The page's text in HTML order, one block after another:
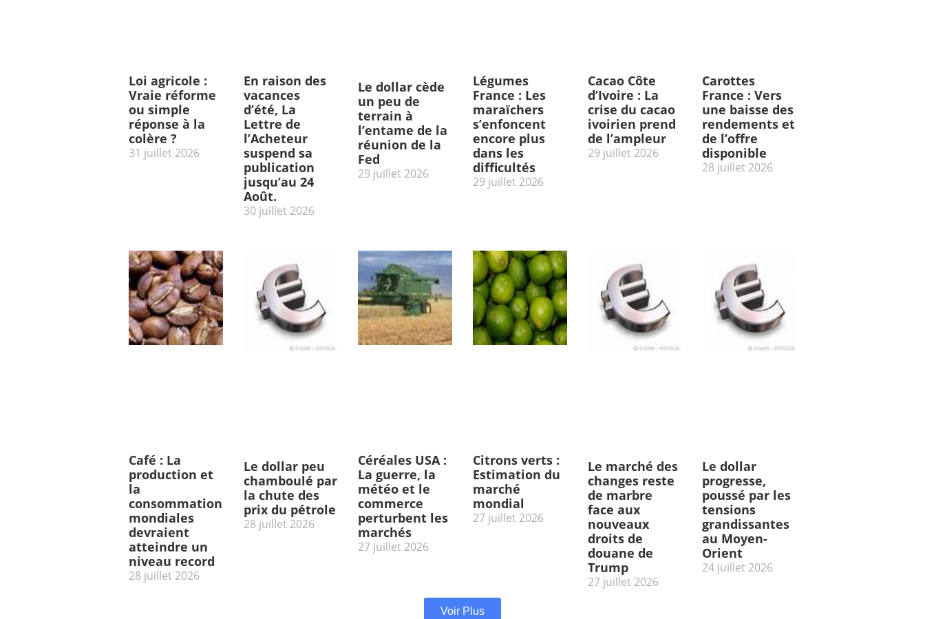
Loi agricole :
Vraie réforme
ou simple
réponse à la
colère ?
31 juillet 2026
En raison des
vacances
d’été, La
Lettre de
l’Acheteur
suspend sa
publication
jusqu’au 24
Août.
30 juillet 2026
Le dollar cède
un peu de
terrain à
l’entame de la
réunion de la
Fed
29 juillet 2026
Légumes
France : Les
maraïchers
s’enfoncent
encore plus
dans les
difficultés
29 juillet 2026
Cacao Côte
d’Ivoire : La
crise du cacao
ivoirien prend
de l’ampleur
29 juillet 2026
Carottes
France : Vers
une baisse des
rendements et
de l’offre
disponible
28 juillet 2026
Café : La
production et
la
consommation
mondiales
devraient
atteindre un
niveau record
28 juillet 2026
Le dollar peu
chamboulé par
la chute des
prix du pétrole
28 juillet 2026
Céréales USA :
La guerre, la
météo et le
commerce
perturbent les
marchés
27 juillet 2026
Citrons verts :
Estimation du
marché
mondial
27 juillet 2026
Le marché des
changes reste
de marbre
face aux
nouveaux
droits de
douane de
Trump
27 juillet 2026
Le dollar
progresse,
poussé par les
tensions
grandissantes
au Moyen-
Orient
24 juillet 2026
Voir Plus